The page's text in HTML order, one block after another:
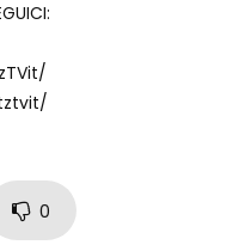
nello studio
0